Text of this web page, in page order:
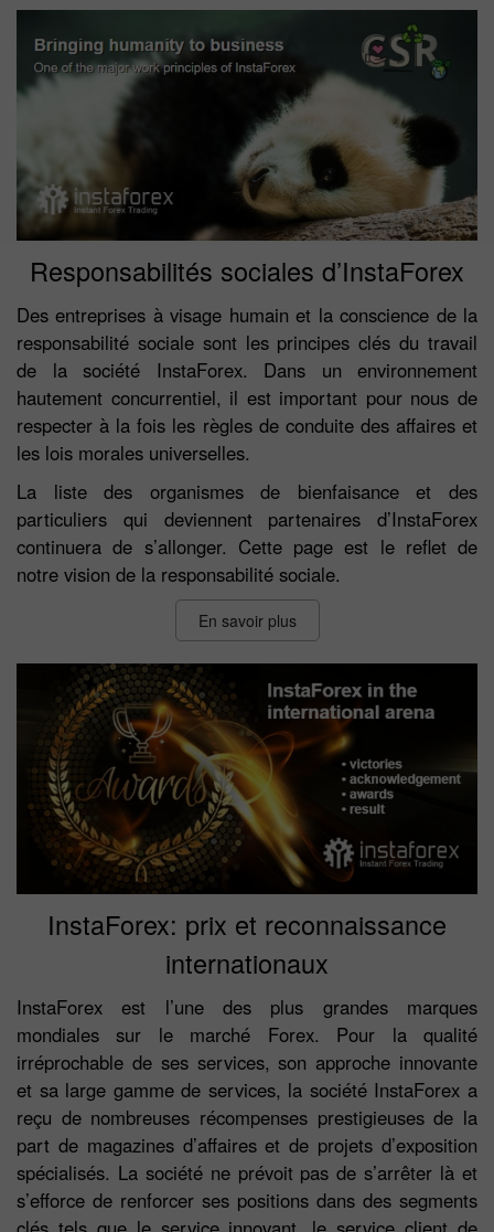
Responsabilités sociales d’InstaForex
Des entreprises à visage humain et la conscience de la
responsabilité sociale sont les principes clés du travail
de la société InstaForex. Dans un environnement
hautement concurrentiel, il est important pour nous de
respecter à la fois les règles de conduite des affaires et
les lois morales universelles.
La liste des organismes de bienfaisance et des
particuliers qui deviennent partenaires d’InstaForex
continuera de s’allonger. Cette page est le reflet de
notre vision de la responsabilité sociale.
En savoir plus
InstaForex: prix et reconnaissance
internationaux
InstaForex est l’une des plus grandes marques
mondiales sur le marché Forex. Pour la qualité
irréprochable de ses services, son approche innovante
et sa large gamme de services, la société InstaForex a
reçu de nombreuses récompenses prestigieuses de la
part de magazines d’affaires et de projets d’exposition
spécialisés. La société ne prévoit pas de s’arrêter là et
s’efforce de renforcer ses positions dans des segments